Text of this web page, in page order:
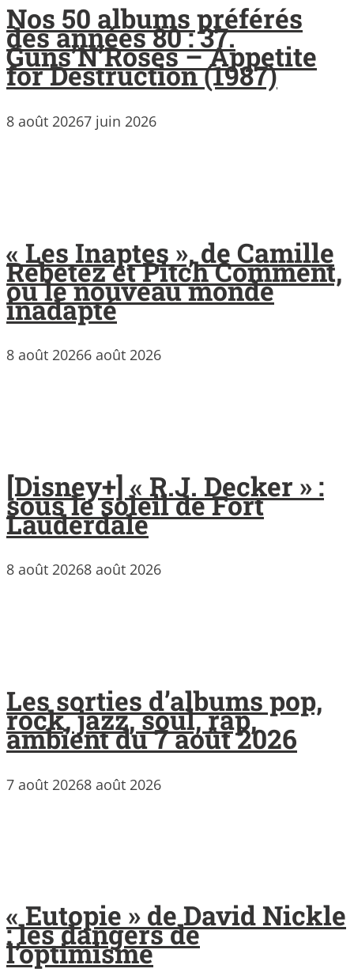
Nos 50 albums préférés
des années 80 : 37.
Guns’N’Roses – Appetite
for Destruction (1987)
8 août 20267 juin 2026
« Les Inaptes », de Camille
Rebetez et Pitch Comment,
ou le nouveau monde
inadapté
8 août 20266 août 2026
[Disney+] « R.J. Decker » :
sous le soleil de Fort
Lauderdale
8 août 20268 août 2026
Les sorties d’albums pop,
rock, jazz, soul, rap,
ambient du 7 août 2026
7 août 20268 août 2026
« Eutopie » de David Nickle
: les dangers de
l’optimisme